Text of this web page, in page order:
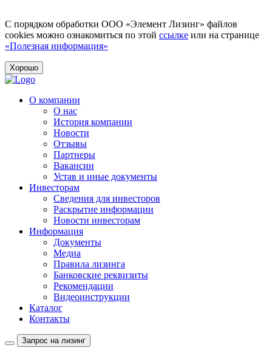
С порядком обработки ООО «Элемент Лизинг» файлов
cookies можно ознакомиться по этой ссылке или на странице
«Полезная информация»
Хорошо
О компании
О нас
История компании
Новости
Отзывы
Партнеры
Вакансии
Устав и иные документы
Инвесторам
Сведения для инвесторов
Раскрытие информации
Новости инвесторам
Информация
Документы
Медиа
Правила лизинга
Банковские реквизиты
Рекомендации
Видеоинструкции
Каталог
Контакты
Запрос на лизинг